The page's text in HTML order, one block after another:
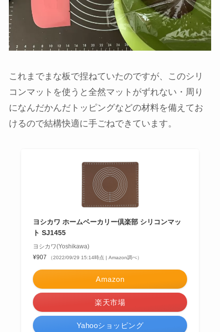
これまでまな板で捏ねていたのですが、このシリ
コンマットを使うと全然マットがずれない・周り
になんだかんだトッピングなどの材料を備えてお
けるので結構快適に手ごねできています。
ヨシカワ ホームベーカリー倶楽部 シリコンマッ
ト SJ1455
ヨシカワ(Yoshikawa)
¥907
（2022/09/29 15:14時点 | Amazon調べ）
Amazon
楽天市場
Yahooショッピング